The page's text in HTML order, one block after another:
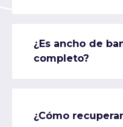
¿Es ancho de
completo?
¿Cómo